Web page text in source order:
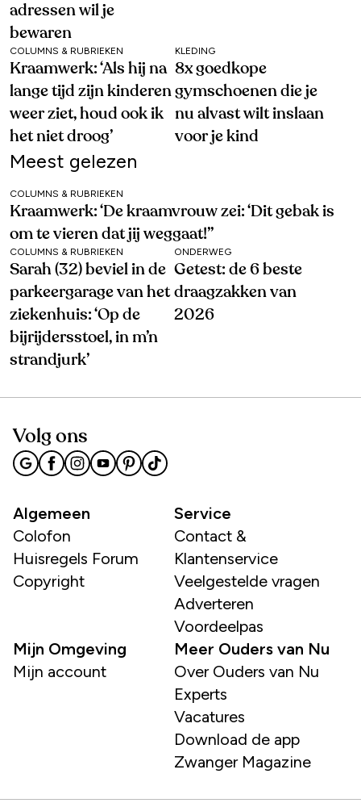
adressen wil je
bewaren
COLUMNS & RUBRIEKEN
Kraamwerk: ‘Als hij na
lange tijd zijn kinderen
weer ziet, houd ook ik
het niet droog’
KLEDING
8x goedkope
gymschoenen die je
nu alvast wilt inslaan
voor je kind
Meest gelezen
COLUMNS & RUBRIEKEN
Kraamwerk: ‘De kraamvrouw zei: ‘Dit gebak is
om te vieren dat jij weggaat!’’
COLUMNS & RUBRIEKEN
Sarah (32) beviel in de
parkeergarage van het
ziekenhuis: ‘Op de
bijrijdersstoel, in m’n
strandjurk’
ONDERWEG
Getest: de 6 beste
draagzakken van
2026
Volg ons
Algemeen
Colofon
Huisregels Forum
Copyright
Service
Contact &
Klantenservice
Veelgestelde vragen
Adverteren
Voordeelpas
Mijn Omgeving
Mijn account
Meer Ouders van Nu
Over Ouders van Nu
Experts
Vacatures
Download de app
Zwanger Magazine